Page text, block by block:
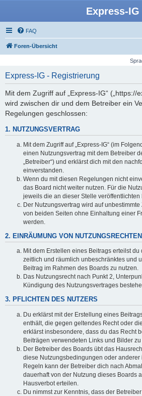
Express-IG
FAQ
Foren-Übersicht
Express-IG - Registrierung
Mit dem Zugriff auf „Express-IG“ („https://
wird zwischen dir und dem Betreiber ein
Regelungen geschlossen:
1. NUTZUNGSVERTRAG
Mit dem Zugriff auf „Express-IG“ (im
einen Nutzungsvertrag mit dem Betreiber
„Betreiber“) und erklärst dich mit den
einverstanden.
Wenn du mit diesen Regelungen nicht
das Board nicht weiter nutzen. Für die
jeweils die an dieser Stelle
Der Nutzungsvertrag wird auf
von beiden Seiten ohne Einhaltung einer
werden.
2. EINRÄUMUNG VON NUTZUNGSRECHTEN
Mit dem Erstellen eines Beitrags erteilst
zeitlich und räumlich unbeschränktes und
Beitrag im Rahmen des Boards zu nutzen.
Das Nutzungsrecht nach Punkt 2,
Kündigung des Nutzungsvertrages
3. PFLICHTEN DES NUTZERS
Du erklärst mit der Erstellung eines
enthält, die gegen geltendes Recht oder
erklärst insbesondere, dass du das Recht
Beiträgen verwendeten Links und Bilder zu
Der Betreiber des Boards übt das
diese Nutzungsbedingungen oder anderer
Regeln kann der Betreiber dich nach
dauerhaft von der Nutzung dieses Boards
Hausverbot erteilen.
Du nimmst zur Kenntnis, dass der